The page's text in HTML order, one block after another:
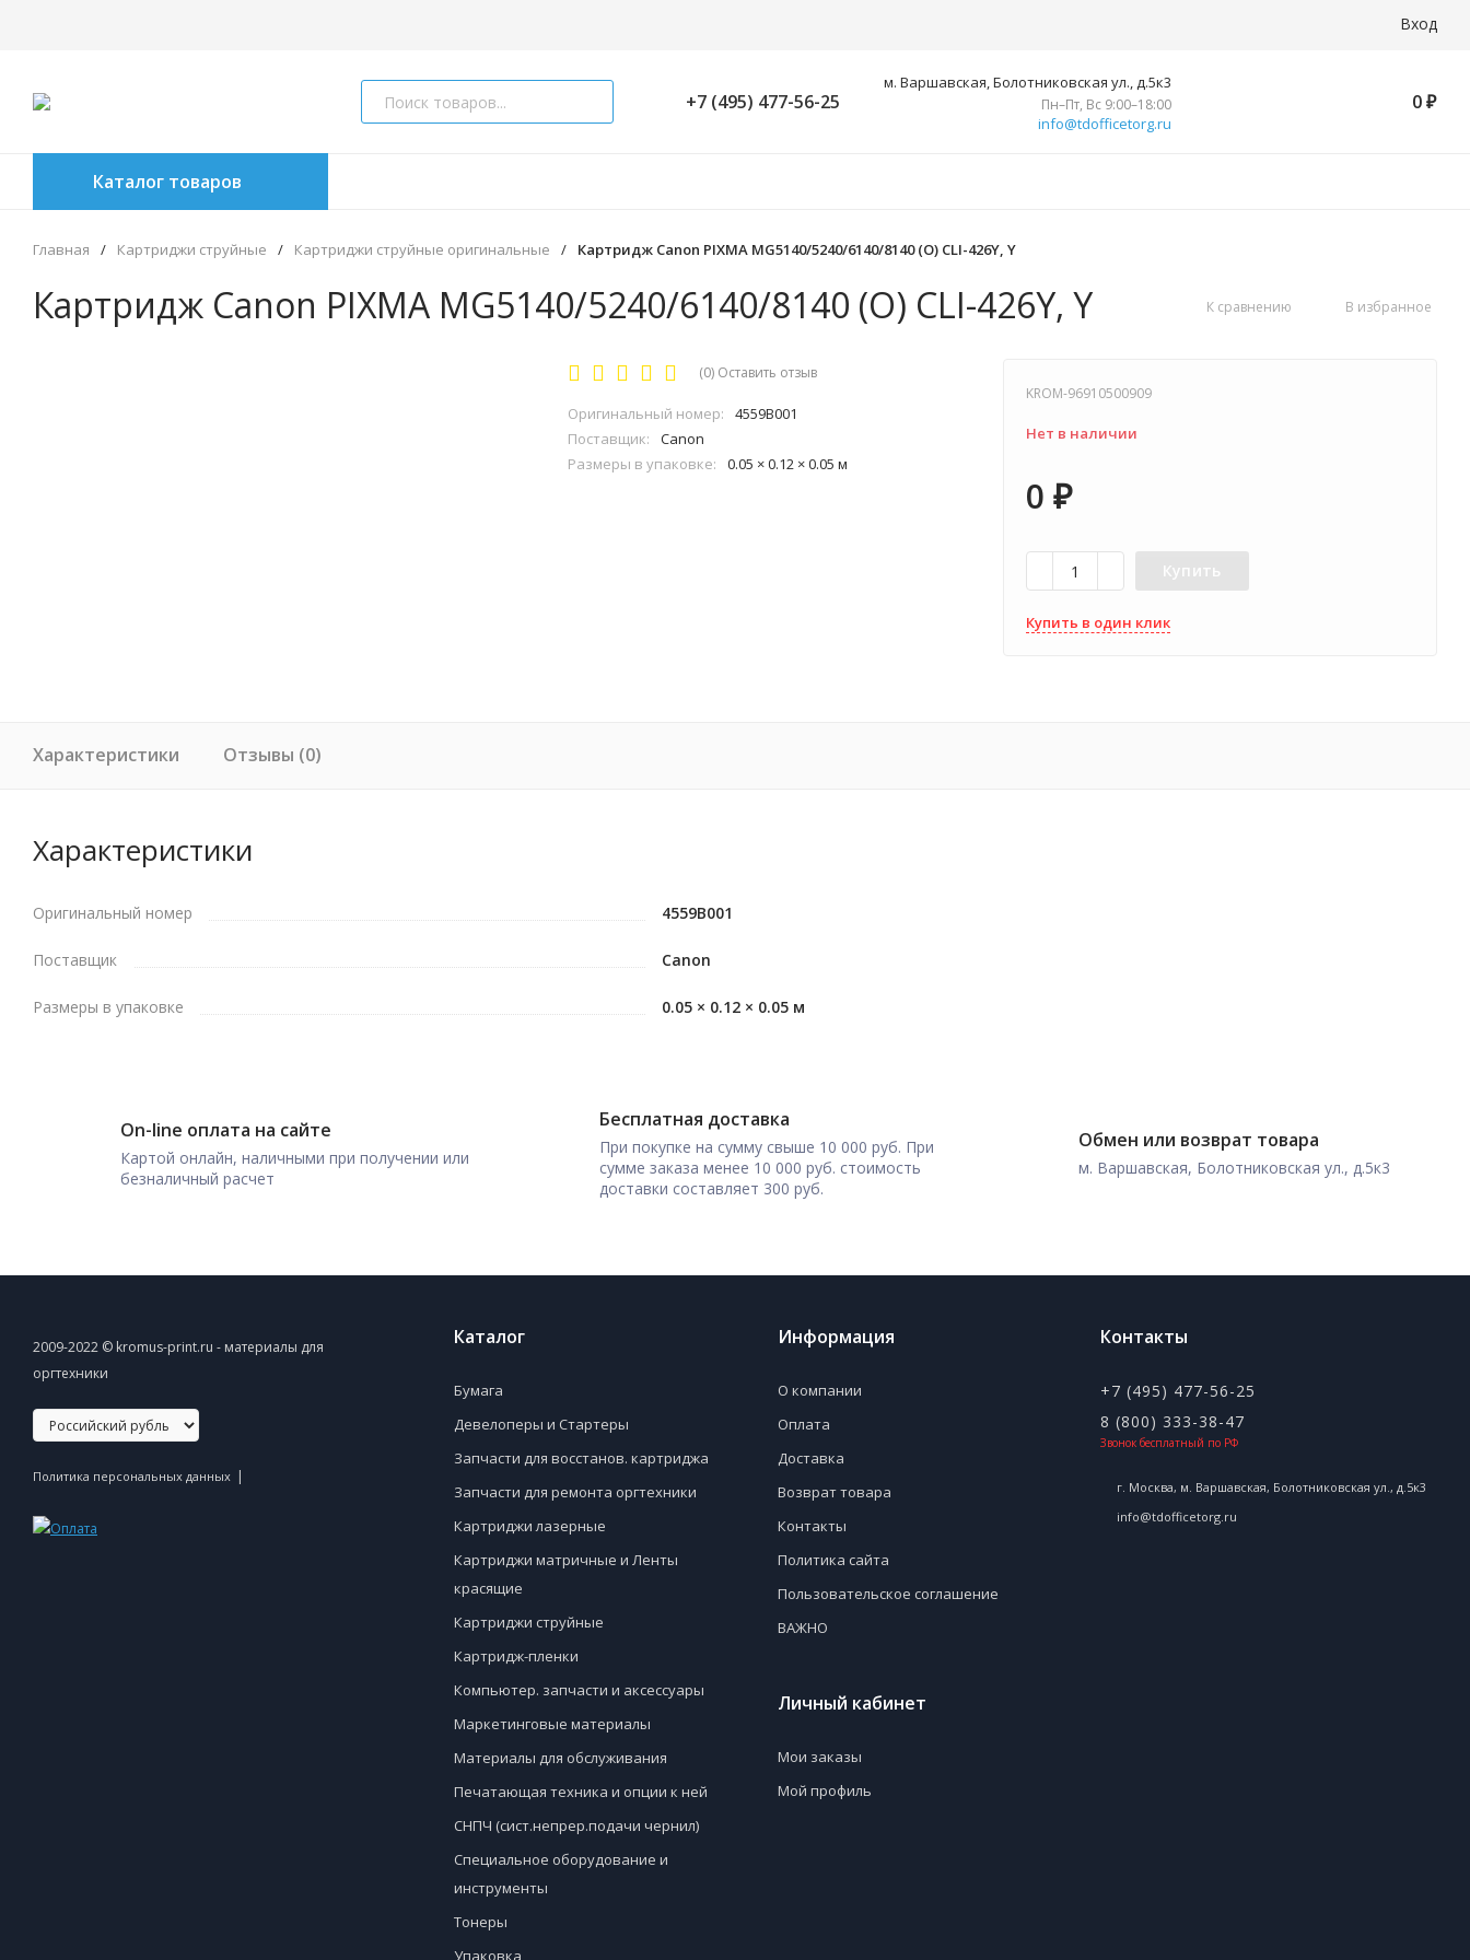
Вход
+7 (495) 477-56-25
м. Варшавская, Болотниковская ул., д.5к3
Пн–Пт, Вс 9:00–18:00
info@tdofficetorg.ru
0 ₽
Каталог товаров
Главная / Картриджи струйные / Картриджи струйные оригинальные / Картридж Canon PIXMA MG5140/5240/6140/8140 (O) CLI-426Y, Y
Картридж Canon PIXMA MG5140/5240/6140/8140 (O) CLI-426Y, Y К сравнению В избранное
(0) Оставить отзыв
Оригинальный номер:
4559B001
Поставщик:
Canon
Размеры в упаковке:
0.05 × 0.12 × 0.05 м
KROM-96910500909
Нет в наличии
0 ₽
Купить
Купить в один клик
Характеристики Отзывы (0)
Характеристики
Оригинальный номер 4559B001
Поставщик Canon
Размеры в упаковке 0.05 × 0.12 × 0.05 м
On-line оплата на сайте
Картой онлайн, наличными при получении или
безналичный расчет
Бесплатная доставка
При покупке на сумму свыше 10 000 руб. При
сумме заказа менее 10 000 руб. стоимость
доставки составляет 300 руб.
Обмен или возврат товара
м. Варшавская, Болотниковская ул., д.5к3
2009-2022 © kromus-print.ru - материалы для
оргтехники
Политика персональных данных |
Каталог
Бумага
Девелоперы и Стартеры
Запчасти для восстанов. картриджа
Запчасти для ремонта оргтехники
Картриджи лазерные
Картриджи матричные и Ленты
красящие
Картриджи струйные
Картридж-пленки
Компьютер. запчасти и аксессуары
Маркетинговые материалы
Материалы для обслуживания
Печатающая техника и опции к ней
СНПЧ (сист.непрер.подачи чернил)
Специальное оборудование и
инструменты
Тонеры
Упаковка
Информация
О компании
Оплата
Доставка
Возврат товара
Контакты
Политика сайта
Пользовательское соглашение
ВАЖНО
Личный кабинет
Мои заказы
Мой профиль
Контакты
+7 (495) 477-56-25
8 (800) 333-38-47
Звонок бесплатный по РФ
г. Москва, м. Варшавская, Болотниковская ул., д.5к3
info@tdofficetorg.ru